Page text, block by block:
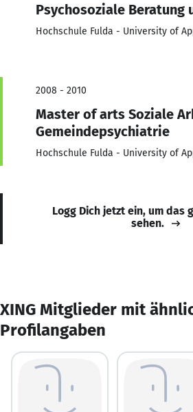
Psychosoziale Beratung
Hochschule Fulda - University of
2008 - 2010
Master of arts Soziale
Gemeindepsychiatrie
Hochschule Fulda - University of
Logg Dich jetzt ein, um das
sehen.
XING Mitglieder mit
Profilangaben